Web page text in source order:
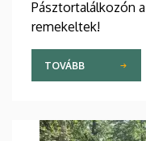
Pásztortalálkozón
remekeltek!
TOVÁBB